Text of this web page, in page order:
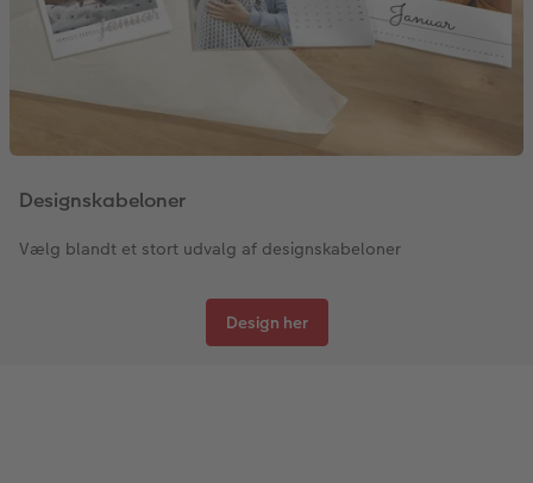
Designskabeloner
Vælg blandt et stort udvalg af designskabeloner
Design her